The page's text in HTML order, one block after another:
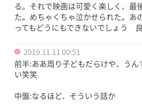
る。それで映画は可愛く楽しく、最
た。めちゃくちゃ泣かせられた。あ
ってもどうにもできないでしょう
2019.11.11 00:51
前半:ああ周り子どもだらけや、う
い笑笑
中盤:なるほど、そういう話か